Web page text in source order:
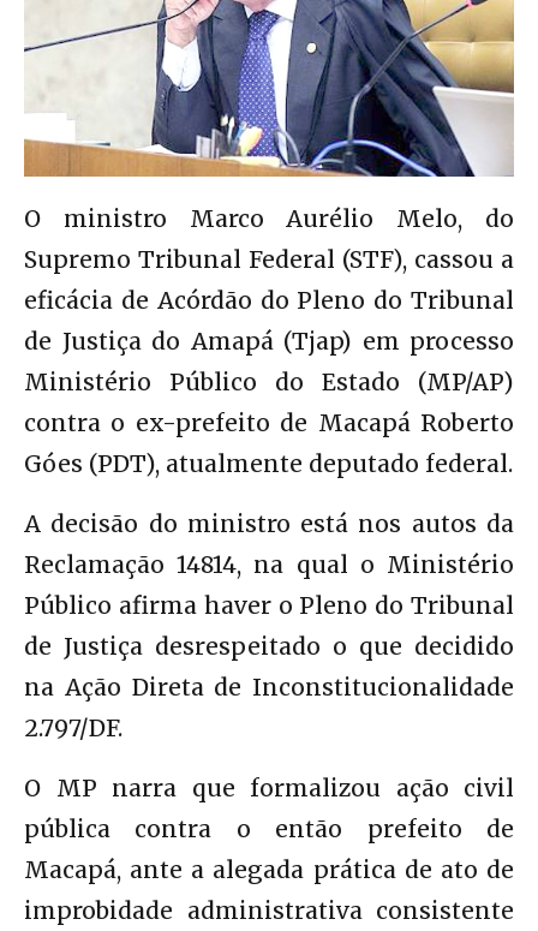
O ministro Marco Aurélio Melo, do
Supremo Tribunal Federal (STF), cassou a
eficácia de Acórdão do Pleno do Tribunal
de Justiça do Amapá (Tjap) em processo
Ministério Público do Estado (MP/AP)
contra o ex-prefeito de Macapá Roberto
Góes (PDT), atualmente deputado federal.
A decisão do ministro está nos autos da
Reclamação 14814, na qual o Ministério
Público afirma haver o Pleno do Tribunal
de Justiça desrespeitado o que decidido
na Ação Direta de Inconstitucionalidade
2.797/DF.
O MP narra que formalizou ação civil
pública contra o então prefeito de
Macapá, ante a alegada prática de ato de
improbidade administrativa consistente